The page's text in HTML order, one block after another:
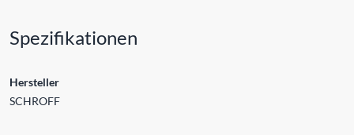
Spezifikationen
Hersteller
SCHROFF